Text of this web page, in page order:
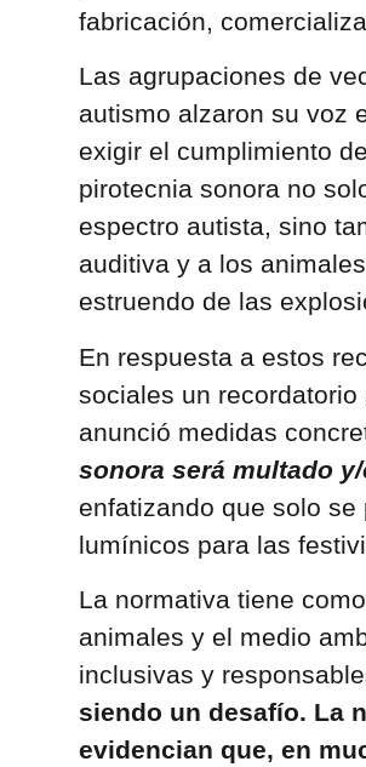
fabricación,
Las agrupaciones de
autismo alzaron su voz
exigir el cumplimiento
pirotecnia sonora no
espectro autista, sino
auditiva y a los
estruendo de las
En respuesta a estos
sociales un
anunció medidas
sonora será multado
enfatizando que solo
lumínicos para las
La normativa tiene
animales y el medio
inclusivas y
siendo un desafío. La
evidencian que, en